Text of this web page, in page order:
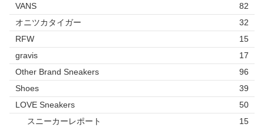
VANS
82
オニツカタイガー
32
RFW
15
gravis
17
Other Brand Sneakers
96
Shoes
39
LOVE Sneakers
50
スニーカーレポート
15